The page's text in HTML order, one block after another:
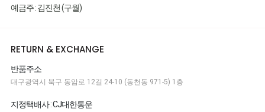
예금주 : 김진천 (구월)
RETURN & EXCHANGE
반품주소
대구광역시 북구 동암로 12길 24-10 (동천동 971-5) 1층
지정택배사 : CJ대한통운